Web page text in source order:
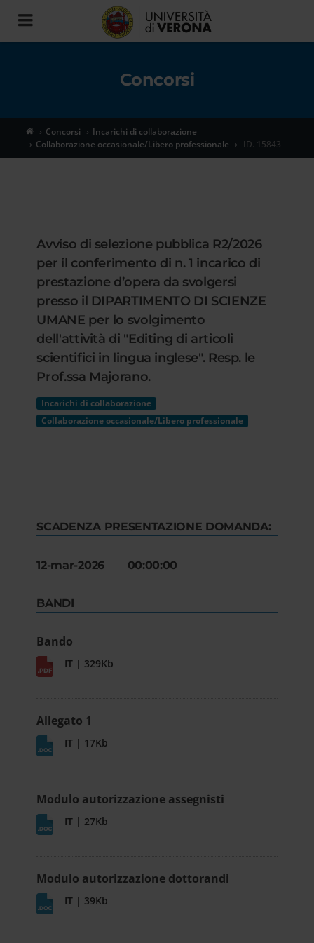
Toggle
navigation
Concorsi
Concorsi
Incarichi di collaborazione
Collaborazione occasionale/Libero professionale
ID. 15843
Avviso di selezione pubblica R2/2026
per il conferimento di n. 1 incarico di
prestazione d’opera da svolgersi
presso il DIPARTIMENTO DI SCIENZE
UMANE per lo svolgimento
dell'attività di "Editing di articoli
scientifici in lingua inglese". Resp. le
Prof.ssa Majorano.
Incarichi di collaborazione
Collaborazione occasionale/Libero professionale
SCADENZA PRESENTAZIONE DOMANDA:
12-mar-2026 00:00:00
BANDI
Bando
IT | 329Kb
Allegato 1
IT | 17Kb
Modulo autorizzazione assegnisti
IT | 27Kb
Modulo autorizzazione dottorandi
IT | 39Kb